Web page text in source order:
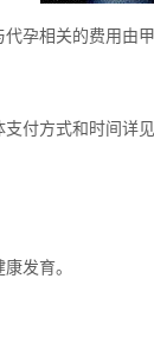
孕相关的费用由甲
付方式和时间详见
发育。